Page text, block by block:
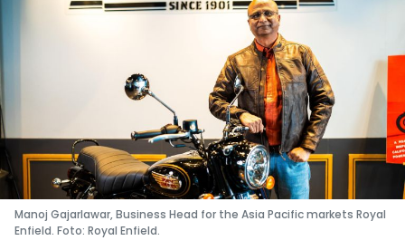
Manoj Gajarlawar, Business Head for the Asia Pacific markets Royal
Enfield. Foto: Royal Enfield.